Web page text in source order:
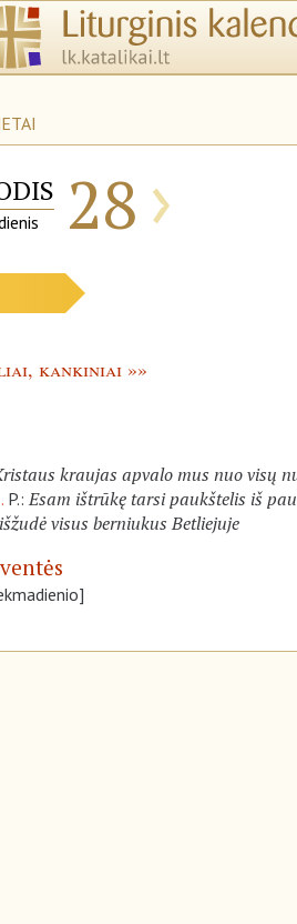
28 ›
kankiniai
kraujas apvalo mus nuo visų
P.: Esam ištrūkę tarsi paukštelis iš
visus berniukus Betliejuje